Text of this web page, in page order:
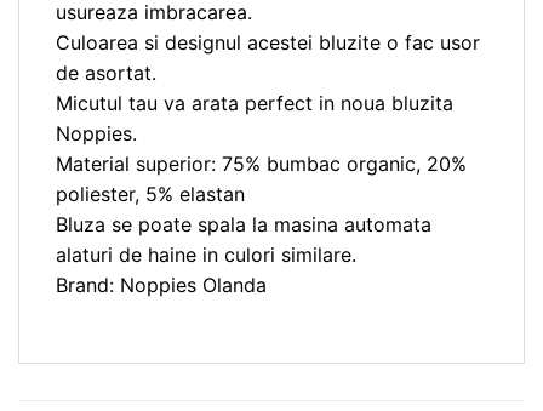
usureaza imbracarea.
Culoarea si designul acestei bluzite o fac usor
de asortat.
Micutul tau va arata perfect in noua bluzita
Noppies.
Material superior: 75% bumbac organic, 20%
poliester, 5% elastan
Bluza se poate spala la masina automata
alaturi de haine in culori similare.
Brand: Noppies Olanda